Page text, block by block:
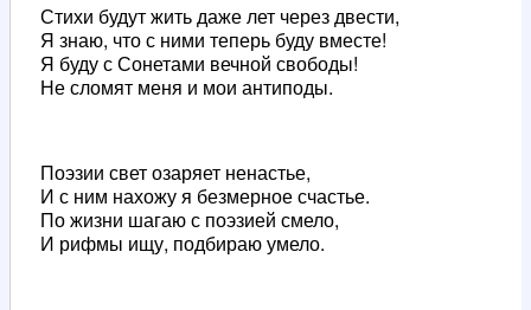
Стихи будут жить даже лет через двести,
Я знаю, что с ними теперь буду вместе!
Я буду с Сонетами вечной свободы!
Не сломят меня и мои антиподы.
Поэзии свет озаряет ненастье,
И с ним нахожу я безмерное счастье.
По жизни шагаю с поэзией смело,
И рифмы ищу, подбираю умело.